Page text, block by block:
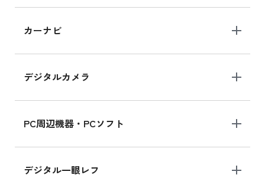
カーナビ
デジタルカメラ
PC周辺機器・PCソフト
デジタル一眼レフ
MK2K3J/Aの新品買取価格はこちら